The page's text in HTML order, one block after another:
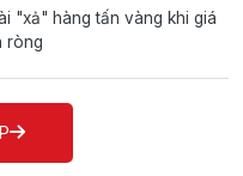
"xả" hàng tấn vàng khi giá
ròng